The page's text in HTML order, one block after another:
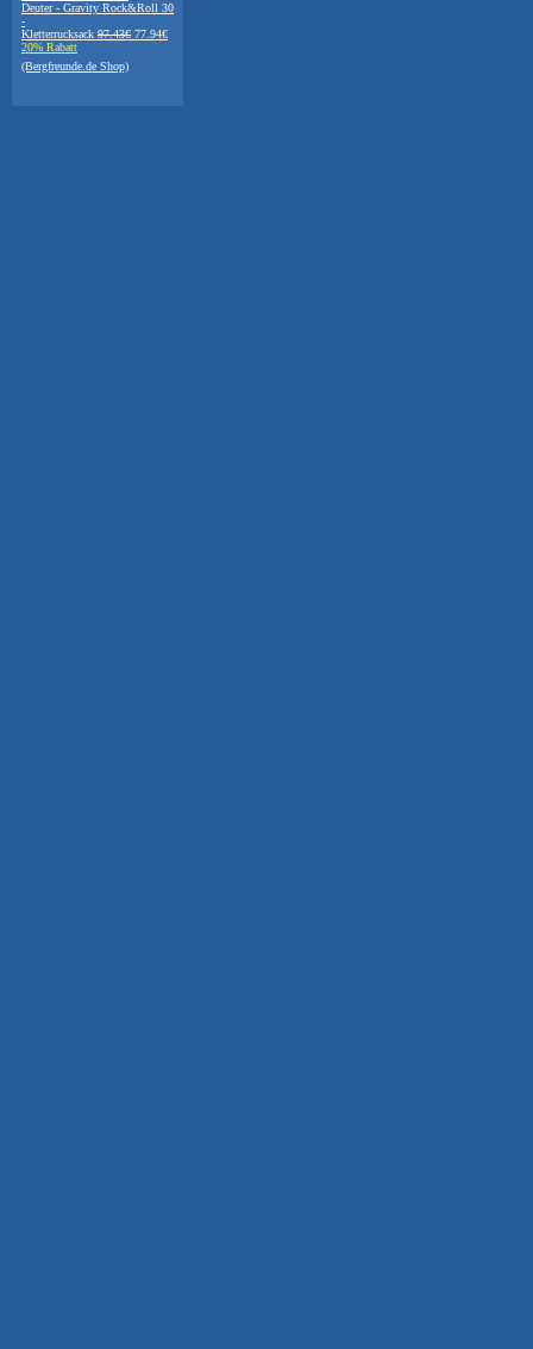
Deuter - Gravity Rock&Roll 30
-
Kletterrucksack 97.43€ 77.94€
20% Rabatt
(Bergfreunde.de Shop)